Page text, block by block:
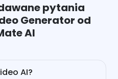
pytania
Generator od
AI
AI?